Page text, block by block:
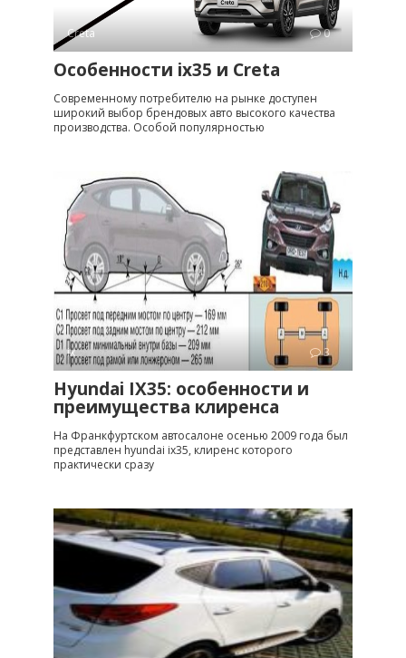
Creta 0
Особенности ix35 и Creta
Современному потребителю на рынке доступен
широкий выбор брендовых авто высокого качества
производства. Особой популярностью
ix 3
Hyundai IX35: особенности и
преимущества клиренса
На Франкфуртском автосалоне осенью 2009 года был
представлен hyundai ix35, клиренс которого
практически сразу